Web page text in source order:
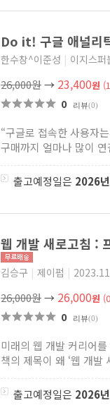
Do it! 구글 애널리
한수창^이준성 | 이지스퍼
26,000원→ 23,400원
0 리뷰(0)
“구글로 접속한 사용자
구매까지 얼마나 많이
출고예정일은 2026
웹 개발 새로고침 :
김승구 | 제이펍 |
26,000원→ 26,000원
0 리뷰(0)
미래의 웹 개발 커리어
책의 제목이 왜 ‘웹 개발
출고예정일은 2026